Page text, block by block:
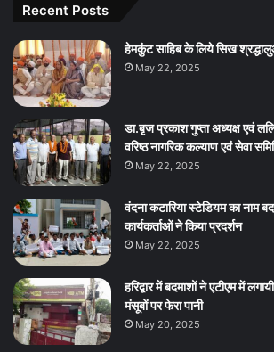
Recent Posts
हेमकुंट साहिब के लिये सिख
May 22, 2025
डा.बृज प्रकाश गुप्ता अध्यक्ष एवं
वरिष्ठ नागरिक कल्याण एवं सेवा
May 22, 2025
वंदना कटारिया स्टेडियम का नाम
कार्यकर्ताओं ने किया प्रदर्शन
May 22, 2025
हरिद्वार में बदमाशों ने एटीएम में
मंसूबों पर फेरा पानी
May 20, 2025